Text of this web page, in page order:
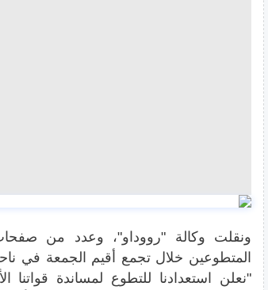
ونقلت وكالة "رووداو"، وعدد من صفحات
المتطوعين خلال تجمع أقيم الجمعة في
"نعلن استعدادنا للتطوع لمساندة قواتنا